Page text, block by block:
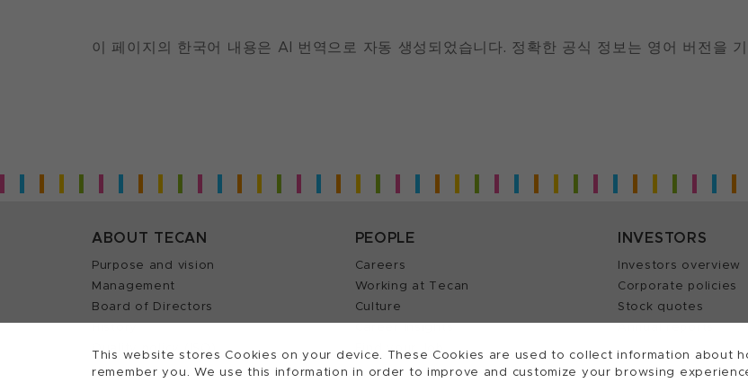
This website stores Cookies on your device. These Cookies are used to collect information about
remember you. We use this information in order to improve and customize your browsing
이 페이지의 한국어 내용은 AI 번역으로 자동 생성되었습니다. 정확한 공식 정보는 영어 버전을
ABOUT TECAN
Purpose and vision
Management
Board of Directors
History
Quality policy (ISO)
PEOPLE
Careers
Working at Tecan
Culture
Career Insights
Find your Job
INVESTORS
Investors overview
Corporate policies
Stock quotes
Annual reports